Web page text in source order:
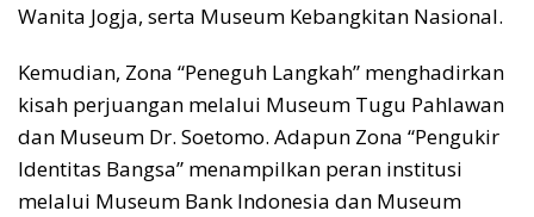
Wanita Jogja, serta Museum Kebangkitan Nasional.
Kemudian, Zona “Peneguh Langkah” menghadirkan
kisah perjuangan melalui Museum Tugu Pahlawan
dan Museum Dr. Soetomo. Adapun Zona “Pengukir
Identitas Bangsa” menampilkan peran institusi
melalui Museum Bank Indonesia dan Museum